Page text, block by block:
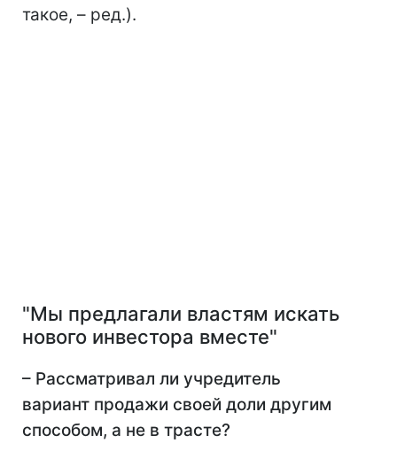
такое, – ред.).
"Мы предлагали властям искать
нового инвестора вместе"
– Рассматривал ли учредитель
вариант продажи своей доли другим
способом, а не в трасте?